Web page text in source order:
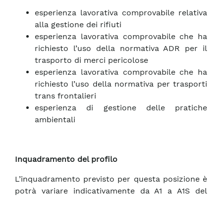
esperienza lavorativa comprovabile relativa
alla gestione dei rifiuti
esperienza lavorativa comprovabile che ha
richiesto l’uso della normativa ADR per il
trasporto di merci pericolose
esperienza lavorativa comprovabile che ha
richiesto l’uso della normativa per trasporti
trans frontalieri
esperienza di gestione delle pratiche
ambientali
Inquadramento del profilo
L’inquadramento previsto per questa posizione è
potrà variare indicativamente da A1 a A1S del